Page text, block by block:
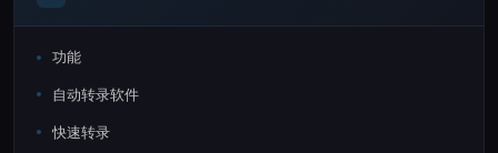
功能
自动转录软件
快速转录